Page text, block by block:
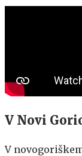
V Novi
V